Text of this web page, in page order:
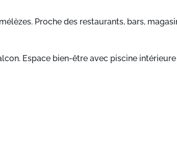
Proche des restaurants, bars,
Espace bien-être avec piscine